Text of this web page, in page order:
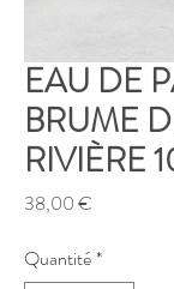
EAU DE
BRUME
RIVIÈRE
38,00 €
Quantité*